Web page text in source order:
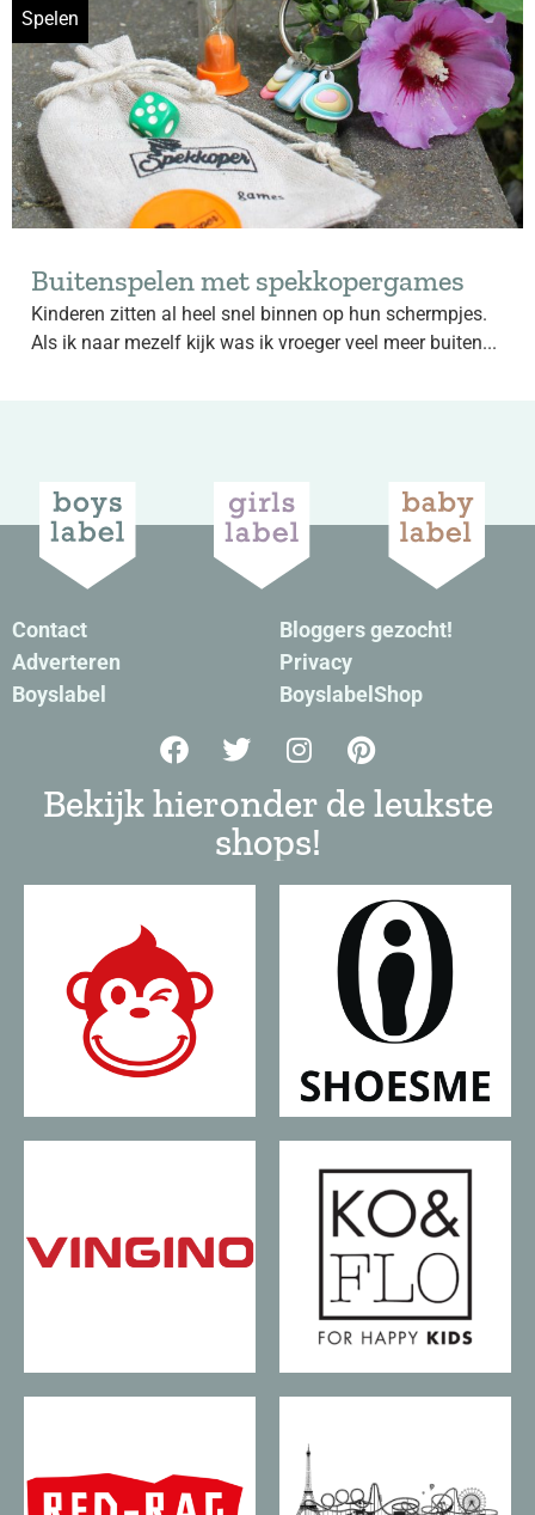
Spelen
Buitenspelen met spekkopergames
Kinderen zitten al heel snel binnen op hun schermpjes.
Als ik naar mezelf kijk was ik vroeger veel meer buiten...
Contact
Adverteren
Boyslabel
Bloggers gezocht!
Privacy
BoyslabelShop
Bekijk hieronder de leukste
shops!